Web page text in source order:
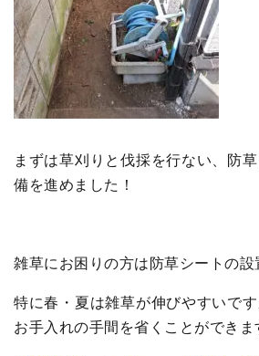
まずは草刈りと伐採を行ない、防
備を進めました！
雑草にお困りの方は防草シートの設
特に春・夏は雑草が伸びやすいで
お手入れの手間を省くことができま